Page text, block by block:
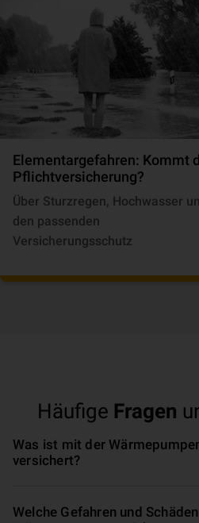
Elementargefahren: Kommt
Pflichtversicherung?
Über Sturzregen, Hochwasser
den passenden
Versicherungsschutz
Häufige Fragen
Was ist mit der
versichert?
Welche Gefahren und